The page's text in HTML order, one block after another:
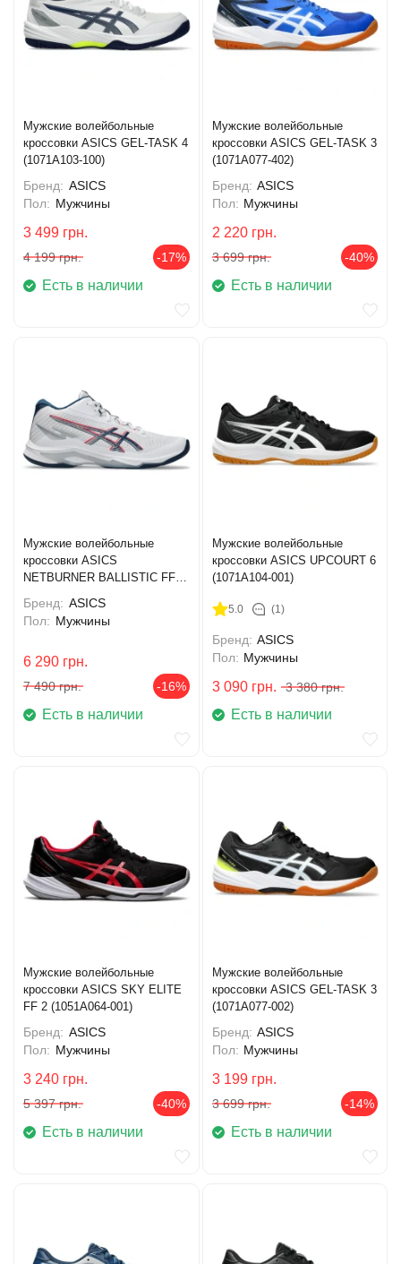
Мужские волейбольные
кроссовки ASICS GEL-TASK 4
(1071A103-100)
Бренд: ASICS
Пол: Мужчины
3 499 грн.
4 199 грн. -17%
Есть в наличии
Мужские волейбольные
кроссовки ASICS GEL-TASK 3
(1071A077-402)
Бренд: ASICS
Пол: Мужчины
2 220 грн.
3 699 грн. -40%
Есть в наличии
Мужские волейбольные
кроссовки ASICS
NETBURNER BALLISTIC FF
Бренд: ASICS
Пол: Мужчины
6 290 грн.
7 490 грн. -16%
Есть в наличии
Мужские волейбольные
кроссовки ASICS UPCOURT 6
(1071A104-001)
5.0 (1)
Бренд: ASICS
Пол: Мужчины
3 090 грн. 3 380 грн.
Есть в наличии
Мужские волейбольные
кроссовки ASICS SKY ELITE
FF 2 (1051A064-001)
Бренд: ASICS
Пол: Мужчины
3 240 грн.
5 397 грн. -40%
Есть в наличии
Мужские волейбольные
кроссовки ASICS GEL-TASK 3
(1071A077-002)
Бренд: ASICS
Пол: Мужчины
3 199 грн.
3 699 грн. -14%
Есть в наличии